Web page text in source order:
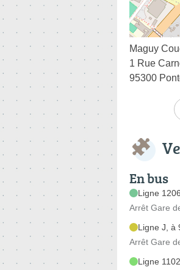
Maguy
1 Rue
95300
En bus
Ligne
Arrêt Gare
Ligne J, à
Arrêt Gare
Ligne